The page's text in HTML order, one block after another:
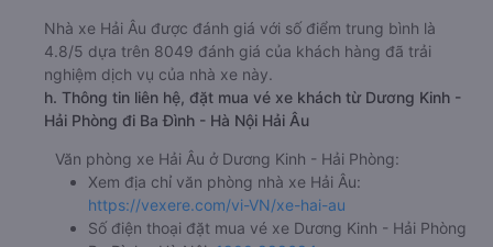
Nhà xe Hải Âu được đánh giá với số điểm trung bình là
4.8/5 dựa trên 8049 đánh giá của khách hàng đã trải
nghiệm dịch vụ của nhà xe này.
h. Thông tin liên hệ, đặt mua vé xe khách từ Dương Kinh -
Hải Phòng đi Ba Đình - Hà Nội Hải Âu
Văn phòng xe Hải Âu ở Dương Kinh - Hải Phòng:
Xem địa chỉ văn phòng nhà xe Hải Âu:
https://vexere.com/vi-VN/xe-hai-au
Số điện thoại đặt mua vé xe Dương Kinh - Hải Phòng